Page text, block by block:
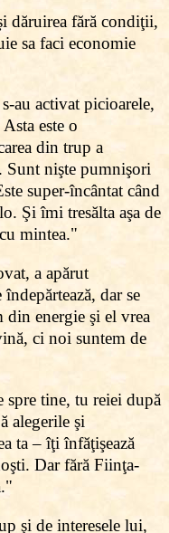
dăruirea fără condiţii,
sa faci economie
au activat picioarele,
este o
din trup a
Sunt nişte pumnişori
super-încântat când
Şi îmi tresălta aşa de
mintea."
a apărut
dar se
din energie şi el vrea
ci noi suntem de
spre tine, tu reiei după
alegerile şi
ta – îţi înfăţişează
Dar fără Fiinţa-
şi de interesele lui,